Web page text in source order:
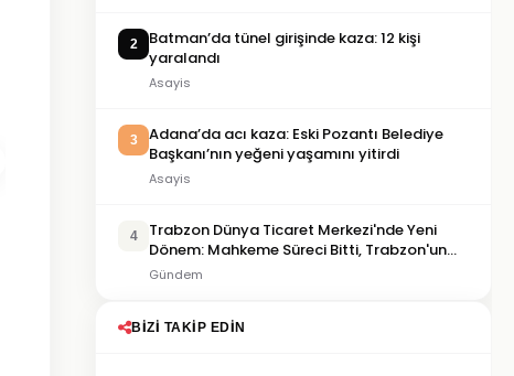
2
Batman’da tünel girişinde kaza: 12 kişi
yaralandı
Asayis
3
Adana’da acı kaza: Eski Pozantı Belediye
Başkanı’nın yeğeni yaşamını yitirdi
Asayis
4
Trabzon Dünya Ticaret Merkezi'nde Yeni
Dönem: Mahkeme Süreci Bitti, Trabzon'un
Dev Projesi Ne Zaman Tamamlanacak?
Gündem
BIZI TAKIP EDIN